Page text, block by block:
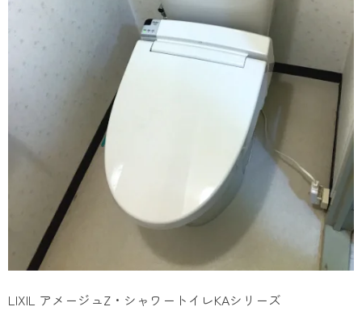
LIXIL アメージュZ・シャワートイレKAシリーズ